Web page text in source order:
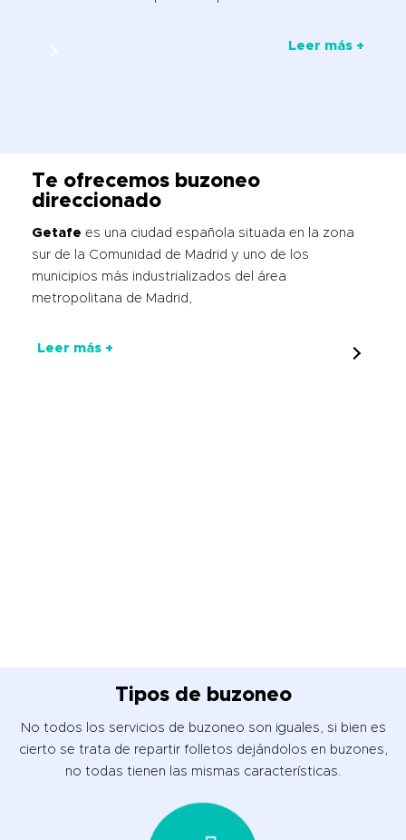
Leer más +
Te ofrecemos buzoneo
direccionado
Getafe es una ciudad española situada en la zona
sur de la Comunidad de Madrid y uno de los
municipios más industrializados del área
metropolitana de Madrid,
Leer más +
Tipos de buzoneo
No todos los servicios de buzoneo son iguales, si bien es
cierto se trata de repartir folletos dejándolos en buzones,
no todas tienen las mismas características.